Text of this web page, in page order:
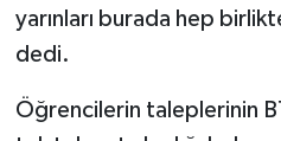
yarınları burada hep
dedi.
Öğrencilerin taleplerinin